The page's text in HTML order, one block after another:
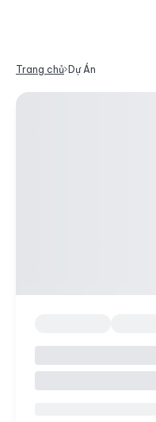
Trang chủ Dự Án